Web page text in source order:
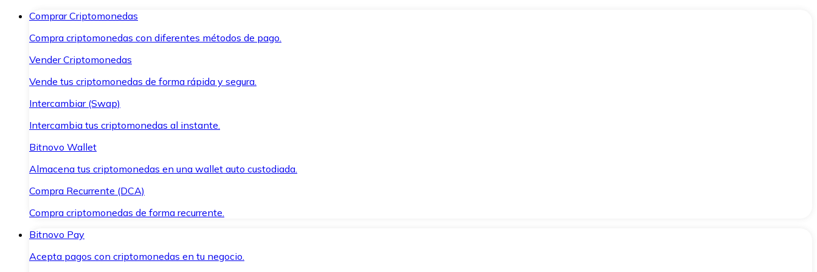
Comprar Criptomonedas
Compra criptomonedas con diferentes métodos de pago.
Vender Criptomonedas
Vende tus criptomonedas de forma rápida y segura.
Intercambiar (Swap)
Intercambia tus criptomonedas al instante.
Bitnovo Wallet
Almacena tus criptomonedas en una wallet auto custodiada.
Compra Recurrente (DCA)
Compra criptomonedas de forma recurrente.
Bitnovo Pay
Acepta pagos con criptomonedas en tu negocio.